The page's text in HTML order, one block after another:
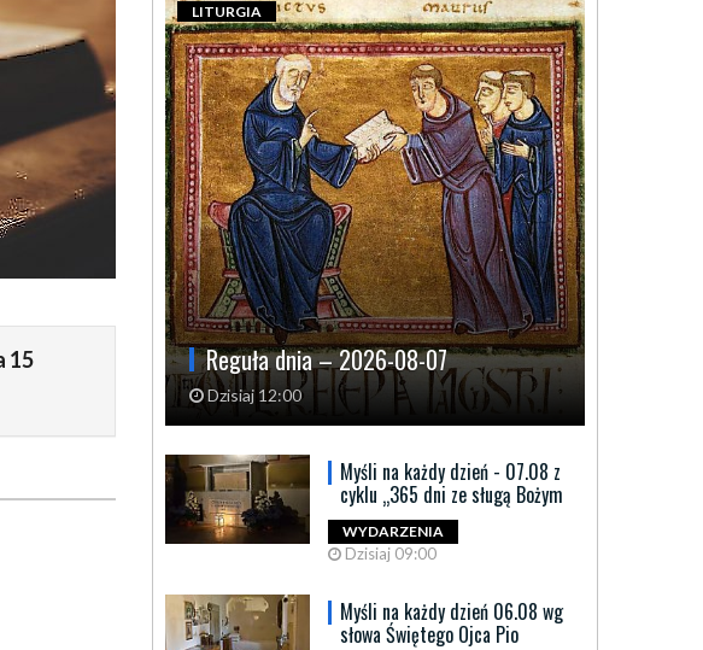
15
Reguła dnia – 2026-08-07
Dzisiaj 12:00
LITURGIA
Myśli na każdy dzień - 07.08 z
cyklu „365 dni ze sługą Bożym
WYDARZENIA
Dzisiaj 09:00
Myśli na każdy dzień 06.08 wg
słowa Świętego Ojca Pio